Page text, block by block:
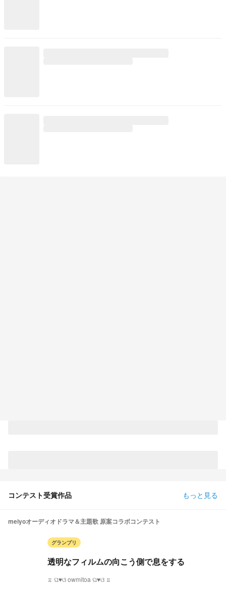
コンテスト受賞作品 もっと見る
meiyoオーディオドラマ＆主題歌 原案コラボコンテスト
グランプリ
透明なフィルムの向こう側で息をする
♖ ଘ♥ଓ owmitoa ଘ♥ଓ ♖